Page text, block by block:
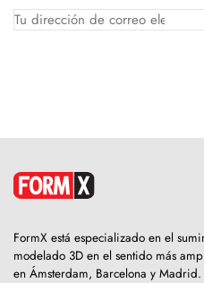
FormX está especializado en el
modelado 3D en el sentido más
en Ámsterdam, Barcelona y Madrid.